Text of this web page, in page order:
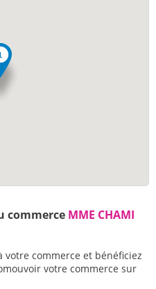
commerce MME CHAMI
commerce et bénéficiez
votre commerce sur